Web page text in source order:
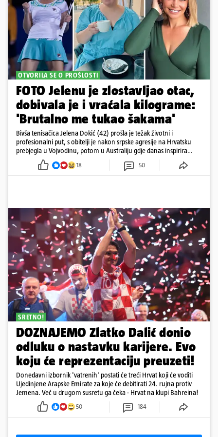
OTVORILA SE O PROŠLOSTI
FOTO Jelenu je zlostavljao otac,
dobivala je i vraćala kilograme:
'Brutalno me tukao šakama'
Bivša tenisačica Jelena Dokić (42) prošla je težak životni i
profesionalni put, s obitelji je nakon srpske agresije na Hrvatsku
prebjegla u Vojvodinu, potom u Australiju gdje danas inspirira
18 50
SRETNO!
DOZNAJEMO Zlatko Dalić donio
odluku o nastavku karijere. Evo
koju će reprezentaciju preuzeti!
Donedavni izbornik 'vatrenih' postati će treći Hrvat koji će voditi
Ujedinjene Arapske Emirate za koje će debitirati 24. rujna protiv
Jemena. Već u drugom susretu ga čeka - Hrvat na klupi Bahreina!
50 184